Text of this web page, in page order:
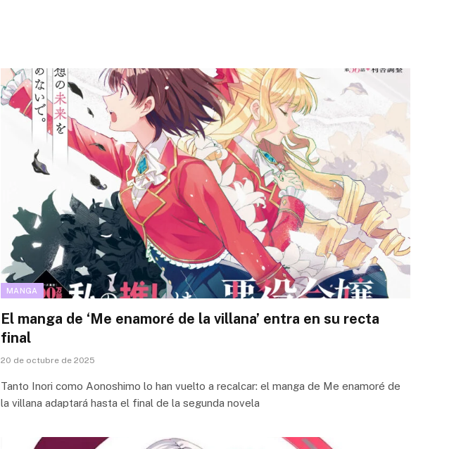
MANGA
El manga de ‘Me enamoré de la villana’ entra en su recta
final
20 de octubre de 2025
Tanto Inori como Aonoshimo lo han vuelto a recalcar: el manga de Me enamoré de
la villana adaptará hasta el final de la segunda novela